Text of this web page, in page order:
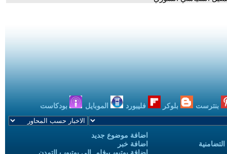
بنترست بلوكر فليبورد الموبايل بودكاست
اضافة موضوع جديد
اضافة خبر